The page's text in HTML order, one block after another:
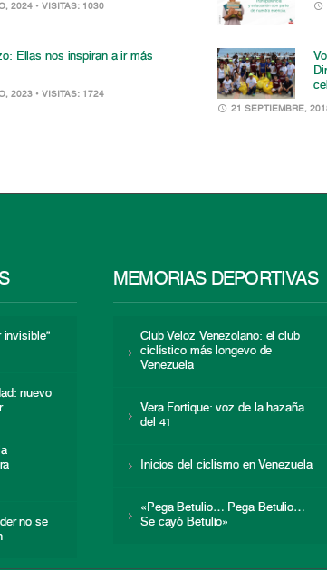
2024 • VISITAS: 1030
Ellas nos inspiran a ir más
2023 • VISITAS: 1724
21 SEPTIEMBRE,
invisible”
nuevo
no se
MEMORIAS DEPORTIVAS
Club Veloz Venezolano: el club
ciclístico más longevo de
Venezuela
Vera Fortique: voz de la hazaña
del 41
Inicios del ciclismo en Venezuela
«Pega Betulio… Pega Betulio…
Se cayó Betulio»